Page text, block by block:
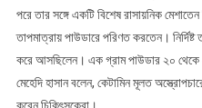
পরে তার সঙ্গে একটি বিশেষ রাসায়নিক
তাপমাত্রায় পাউডারে পরিণত করতেন।
করে আসছিলেন। এক গ্রাম পাউডার ২০ থেকে
মেহেদি হাসান বলেন, কেটামিন মূলত